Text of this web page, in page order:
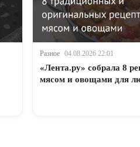
Разное 04.08.2026 22:01
«Лента.ру» собрала 8
мясом и овощами для